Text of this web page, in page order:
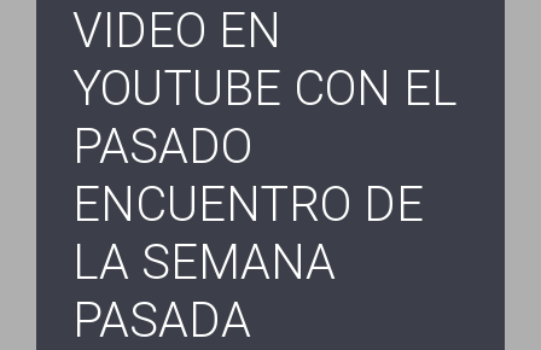
VIDEO EN
YOUTUBE CON EL
PASADO
ENCUENTRO DE
LA SEMANA
PASADA